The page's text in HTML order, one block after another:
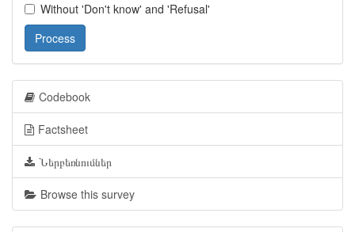
Without 'Don't know' and 'Refusal'
Process
Codebook
Factsheet
Ներբեռնումներ
Browse this survey